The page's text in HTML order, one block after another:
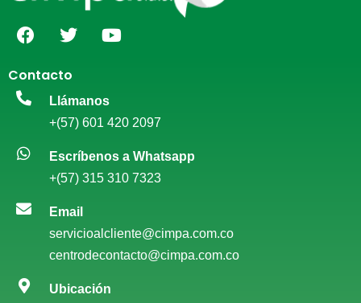
Contacto
Llámanos
+(57) 601 420 2097
Escríbenos a Whatsapp
+(57) 315 310 7323
Email
servicioalcliente@cimpa.com.co
centrodecontacto@cimpa.com.co
Ubicación